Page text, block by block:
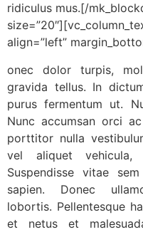
ridiculus mus.[/
align=”left”
onec dolor turpis,
gravida tellus. In
purus fermentum ut.
Nunc accumsan orci
porttitor nulla
vel aliquet
Suspendisse vitae
sapien. Donec
lobortis. Pellentesque
et netus et